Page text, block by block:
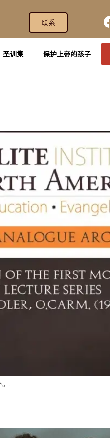
联系
圣训集 保护上帝的孩子
。.